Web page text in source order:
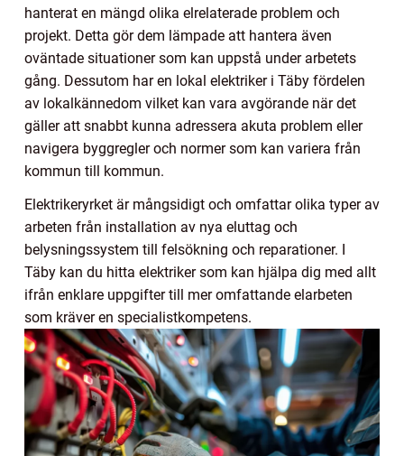
hanterat en mängd olika elrelaterade problem och
projekt. Detta gör dem lämpade att hantera även
oväntade situationer som kan uppstå under arbetets
gång. Dessutom har en lokal elektriker i Täby fördelen
av lokalkännedom vilket kan vara avgörande när det
gäller att snabbt kunna adressera akuta problem eller
navigera byggregler och normer som kan variera från
kommun till kommun.
Elektrikeryrket är mångsidigt och omfattar olika typer av
arbeten från installation av nya eluttag och
belysningssystem till felsökning och reparationer. I
Täby kan du hitta elektriker som kan hjälpa dig med allt
ifrån enklare uppgifter till mer omfattande elarbeten
som kräver en specialistkompetens.